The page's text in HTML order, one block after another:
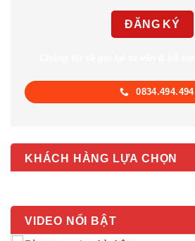
0834.494.494
KHÁCH HÀNG LỰA CHỌN
VIDEO NỔI BẬT